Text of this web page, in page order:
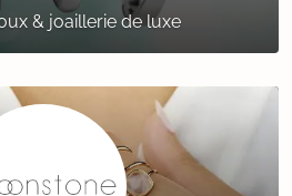
& joaillerie de luxe